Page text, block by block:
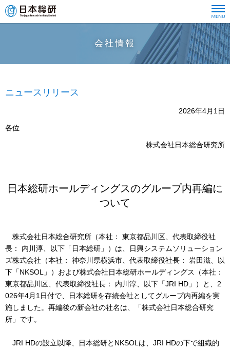
会社情報
ニュースリリース
2026年4月1日
各位
株式会社日本総合研究所
日本総研ホールディングスのグループ内再編に
ついて
株式会社日本総合研究所（本社： 東京都品川区、代表取締役社
長： 内川淳、以下「日本総研」）は、日興システムソリューション
ズ株式会社（本社： 神奈川県横浜市、代表取締役社長： 岩田滋、以
下「NKSOL」）および株式会社日本総研ホールディングス（本社：
東京都品川区、代表取締役社長： 内川淳、以下「JRI HD」）と、2
026年4月1日付で、日本総研を存続会社としてグループ内再編を実
施しました。再編後の新会社の社名は、「株式会社日本総合研究
所」です。
JRI HDの設立以降、日本総研とNKSOLは、JRI HDの下で組織的